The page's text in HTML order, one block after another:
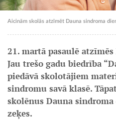
Aicinām skolās atzīmēt Dauna sindroma
21. martā pasaulē
Jau trešo gadu biedrība
piedāvā skolotājiem
sindromu savā klasē.
skolēnus Dauna
zeķes.